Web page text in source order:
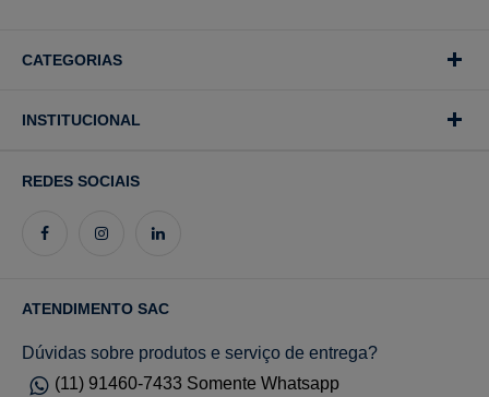
CATEGORIAS
INSTITUCIONAL
REDES SOCIAIS
ATENDIMENTO SAC
Dúvidas sobre produtos e serviço de entrega?
(11) 91460-7433 Somente Whatsapp